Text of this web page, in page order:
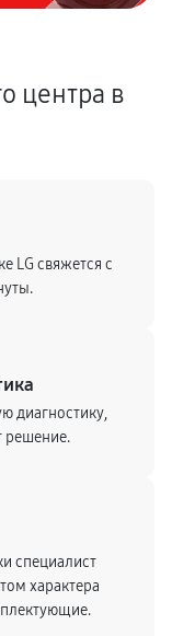
центра в
LG свяжется с
диагностику,
решение.
специалист
характера